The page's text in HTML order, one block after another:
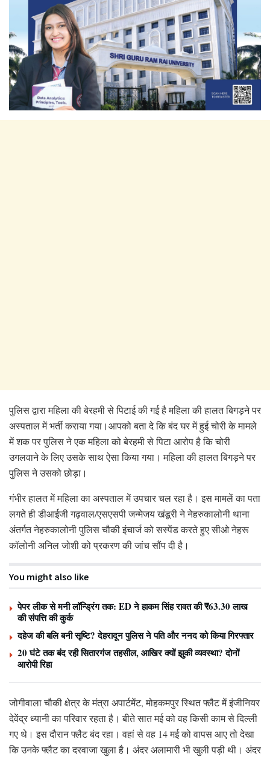
पुलिस द्वारा महिला की बेरहमी से पिटाई की गई है महिला की हालत बिगड़ने पर
अस्पताल में भर्ती कराया गया।आपको बता दे कि बंद घर में हुई चोरी के मामले
में शक पर पुलिस ने एक महिला को बेरहमी से पिटा आरोप है कि चोरी
उगलवाने के लिए उसके साथ ऐसा किया गया। महिला की हालत बिगड़ने पर
पुलिस ने उसको छोड़ा।
गंभीर हालत में महिला का अस्पताल में उपचार चल रहा है। इस मामलें का पता
लगते ही डीआईजी गढ़वाल/एसएसपी जन्मेजय खंडूरी ने नेहरुकालोनी थाना
अंतर्गत नेहरुकालोनी पुलिस चौकी इंचार्ज को सस्पेंड करते हुए सीओ नेहरू
कॉलोनी अनिल जोशी को प्रकरण की जांच सौंप दी है।
You might also like
पेपर लीक से मनी लॉन्ड्रिंग तक: ED ने हाकम सिंह रावत की ₹63.30 लाख
की संपत्ति की कुर्क
दहेज की बलि बनी सृष्टि? देहरादून पुलिस ने पति और ननद को किया गिरफ्तार
20 घंटे तक बंद रही सितारगंज तहसील, आखिर क्यों झुकी व्यवस्था? दोनों
आरोपी रिहा
जोगीवाला चौकी क्षेत्र के मंत्रा अपार्टमेंट, मोहकमपुर स्थित फ्लैट में इंजीनियर
देवेंद्र ध्यानी का परिवार रहता है। बीते सात मई को वह किसी काम से दिल्ली
गए थे। इस दौरान फ्लैट बंद रहा। वहां से वह 14 मई को वापस आए तो देखा
कि उनके फ्लैट का दरवाजा खुला है। अंदर अलामारी भी खुली पड़ी थी। अंदर